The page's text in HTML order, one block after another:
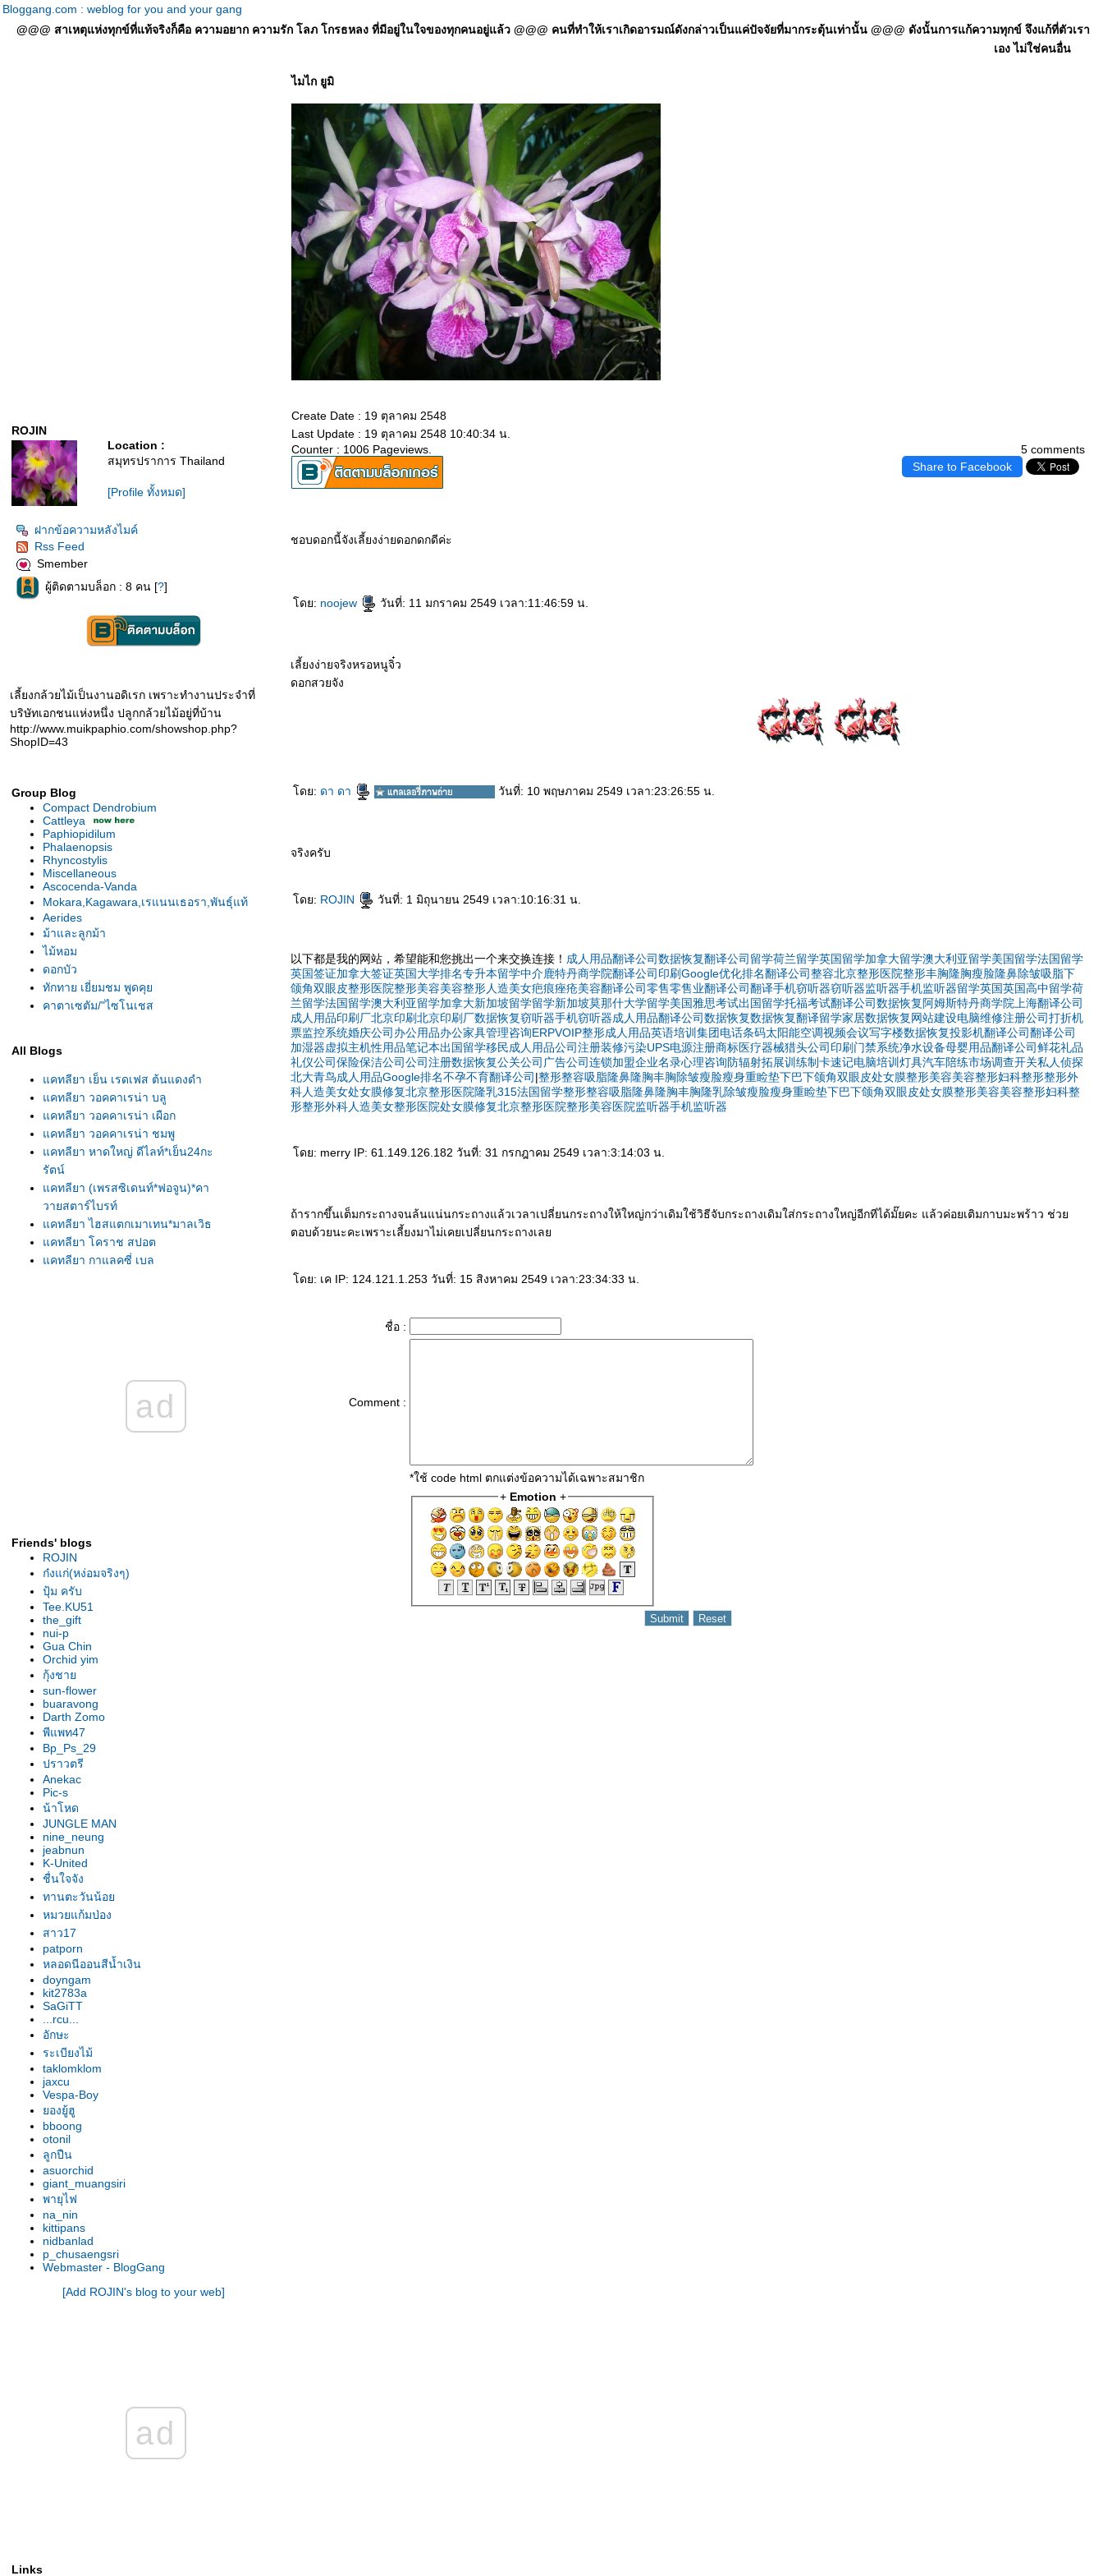
Bloggang.com : weblog for you and your gang
@@@ สาเหตุแห่งทุกข์ที่แท้จริงก็คือ ความอยาก ความรัก โลภ โกรธหลง ที่มีอยู่ในใจของทุกคนอยู่แล้ว @@@ คนที่ทำให้เราเกิดอารมณ์ดังกล่าวเป็นแค่ปัจจัยที่มากระตุ้นเท่านั้น @@@ ดังนั้นการแก้ความทุกข์ จึงแก้ที่ตัวเรา
เอง ไม่ใช่คนอื่น
ROJIN
Location :
สมุทรปราการ Thailand
[Profile ทั้งหมด]
ฝากข้อความหลังไมค์
Rss Feed
Smember
ผู้ติดตามบล็อก : 8 คน [?]
เลี้ยงกล้วยไม้เป็นงานอดิเรก เพราะทำงานประจำที่
บริษัทเอกชนแห่งหนึ่ง ปลูกกล้วยไม้อยู่ที่บ้าน
http://www.muikpaphio.com/showshop.php?
ShopID=43
Group Blog
Compact Dendrobium
Cattleya
Paphiopidilum
Phalaenopsis
Rhyncostylis
Miscellaneous
Ascocenda-Vanda
Mokara,Kagawara,เรแนนเธอรา,พันธุ์แท้
Aerides
ม้าและลูกม้า
ไม้หอม
ดอกบัว
ทักทาย เยี่ยมชม พูดคุ
คาตาเซตัม/"ไซโนเชส
All Blogs
คทลียา เย็น เรดเฟส ต้นแดงดำ
คทลียา วอคคาเรน่า บลู
คทลียา วอคคาเรน่า เผือก
คทลียา วอคคาเรน่า ชมพู
คทลียา หาดใหญ่ ดีไลท์*เย็น24กะ
รัตน์
คทลียา (เพรสซิเดนท์*ฟอจูน)*คา
วายสตาร์ไบรท์
คทลียา ไฮสแตกเมาเทน*มาลเวิธ
คทลียา โคราช สปอต
คทลียา กาแลคซี่ เบล
คทลียา บาวริงเกียน่า
คทลียา หาดใหญ่ดีไลท์*เพลินพิศ
ลนดิแอ
คทลียา ชลบุรีซันเซ็ท
คทลียา คาวายสตาร์ไบรท์*เพลิน
พิศโกลเดนดีไลท์
คทลียา ซัมเมอร์แลนเกิร์ล
((คาวาย สตาร์ไบรท์*วัฒน
กลด์)*ลูกต้น)*เพลินพิศ โกลเดนดี
ไลท์
คทลียา หวานๆ
ชอกโกแลต ดรอป
คทลียา Lc.Pupy Love
คทลียา โคราชสปอต
คทลียา ((คาวายสตาร์ไบรท์ x
วัฒนโกลด์)x(วรุฒสตาร์
ทรก))xเพลินพิศโกลเดนดีไลท์
คทลียา หวานๆ
คทลียา เย็น24กะรัตน์ x สยาม
กลด์
คทลียา ชอกโกแลต ดรอป
คทลียา บอยส์ กรอตโต
คทลียา ซัมเมอร์แลนเกิร์ล
คทลียา ออเกลด เชียร์
คทลียา จาไมก้า เรด
คทลียา ดอกเล็กเท่าปลายนิ้วก้อ
cernua
คทลียา วรุฒแคท
คทลียา แอคแลนดิแอ
คทลียา มารีซอง
คทลียา วรุฒสตาร์แทรก x ธิติ
คทลียา ธิติ "ปลาทอง"
คทลียาช่อแรก เย็น24กะรัต x ยุ
วันซันเซ็ท
คทลียา แอน ฟอลลิส
คทลียา ลูทีโอล่า x คาวายสตาร์
ไบรท์
คทลียา ซัมเมอร์แลนเกิล
คทลียา เนตรศิริบิวตี้ x วรุฒสตาร์
ทรก
คทลียา เพลินพิศโกลเดนดีไลท์
คทลียา ทศพลสปอต x (ซัมเมอร์ส
ตาร์ x สยามพิงค์)
คทลียา โรมันฮอลิเดย์
คทลียา เนตรศิริบิวตี้
คทลียา เพชรราชสีมา
C.Intermediate 'blue"
คทลียา เนตรศิริดอล x ไตรโกลด์
ad
Friends' blogs
ROJIN
ก๋งแก่(หง่อมจริงๆ)
ปุ้ม ครับ
Tee.KU51
the_gift
nui-p
Gua Chin
Orchid yim
กุ้งชา
sun-flower
buaravong
Darth Zomo
พีแพท47
Bp_Ps_29
ปราวตรี
Anekac
Pic-s
น้าโหด
JUNGLE MAN
nine_neung
jeabnun
K-United
ชื่นใจจัง
ทานตะวันน้อ
หมวยแก้มป่อง
สาว17
patporn
หลอดนีออนสีน้ำเงิน
doyngam
kit2783a
SaGiTT
...rcu...
อักษะ
ระเบียงไม้
taklomklom
jaxcu
Vespa-Boy
องยู้ฮู
bboong
otonil
ลูกปืน
asuorchid
giant_muangsiri
พายุไฟ
na_nin
kittipans
nidbanlad
p_chusaengsri
Webmaster - BlogGang
[Add ROJIN's blog to your web]
ad
Links
ไมไก ยูมิ
Create Date : 19 ตุลาคม 2548
Last Update : 19 ตุลาคม 2548 10:40:34 น.
5 comments
Counter : 1006 Pageviews.
Share to Facebook
ชอบดอกนี้จังเลี้ยงง่ายดอกดกดีค่ะ
ดย: noojew วันที่: 11 มกราคม 2549 เวลา:11:46:59 น.
เลี้ยงง่ายจริงหรอหนูจิ๋ว
ดอกสวยจัง
ดย: ดา ดา วันที่: 10 พฤษภาคม 2549 เวลา:23:26:55 น.
จริงครับ
ดย: ROJIN วันที่: 1 มิถุนายน 2549 เวลา:10:16:31 น.
以下都是我的网站，希望能和您挑出一个来交换连接！ 成人用品翻译公司数据恢复翻译公司 留学荷兰留学英国留学加拿大留学澳大利亚留学美国留学法国留学
英国签证加拿大签证英国大学排名专升本留学中介鹿特丹商学院翻译公司 印刷Google优化排名翻译公司整容北京整形医院整形丰胸隆胸瘦脸隆鼻除皱吸脂下
颌角双眼皮整形医院整形美容美容整形人造美女疤痕痤疮美容翻译公司零售零售业翻译公司翻译手机窃听器窃听器监听器手机监听器留学英国英国高中留学荷
兰留学法国留学澳大利亚留学加拿大新加坡留学留学新加坡莫那什大学留学美国雅思考试出国留学托福考试翻译公司数据恢复阿姆斯特丹商学院 上海翻译公司
成人用品印刷厂北京印刷北京印刷厂数据恢复窃听器手机窃听器成人用品翻译公司数据恢复数据恢复翻译留学家居数据恢复网站建设电脑维修注册公司打折机
票监控系统婚庆公司 办公用品办公家具管理咨询ERPVOIP整形成人用品英语培训 集团电话条码太阳能空调视频会议写字楼数据恢复投影机翻译公司翻译公司
加湿器虚拟主机性用品笔记本出国留学移民成人用品公司注册装修污染UPS电源注册商标医疗器械猎头公司 印刷 门禁系统净水设备母婴用品翻译公司鲜花礼品
礼仪公司保险保洁公司公司注册数据恢复公关公司 广告公司连锁加盟企业名录心理咨询防辐射拓展训练制卡速记电脑培训 灯具汽车陪练市场调查开关私人侦探
北大青鸟成人用品Google排名不孕不育翻译公司 |整形整容吸脂隆鼻隆胸丰胸除皱瘦脸瘦身重睑垫下巴下颌角双眼皮处女膜整形美容美容整形妇科整形整形外
科人造美女处女膜修复北京整形医院隆乳315法国留学整形整容吸脂隆鼻隆胸丰胸隆乳除皱瘦脸瘦身重睑垫下巴下颌角双眼皮处女膜整形美容美容整形妇科整
形整形外科人造美女整形医院处女膜修复北京整形医院整形美容医院监听器手机监听器
ดย: merry IP: 61.149.126.182 วันที่: 31 กรกฎาคม 2549 เวลา:3:14:03 น.
ถ้ารากขึ้นเต็มกระถางจนล้นแน่นกระถางแล้วเวลาเปลี่ยนกระถางให้ใหญ่กว่าเดิมใช้วิธีจับกระถางเดิมใส่กระถางใหญ่อีกทีได้มั๊ยคะ แล้วค่อยเติมกาบมะพร้าว ช่ว
ตอบด้วยนะคะเพราะเลี้ยงมาไม่เคยเปลี่ยนกระถางเล
ดย: เค IP: 124.121.1.253 วันที่: 15 สิงหาคม 2549 เวลา:23:34:33 น.
ชื่อ :
Comment :
*ใช้ code html ตกแต่งข้อความได้เฉพาะสมาชิก
+ Emotion +